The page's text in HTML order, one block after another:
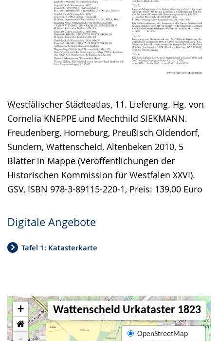
Westfälischer Städteatlas, 11. Lieferung. Hg. von
Cornelia KNEPPE und Mechthild SIEKMANN.
Freudenberg, Horneburg, Preußisch Oldendorf,
Sundern, Wattenscheid, Altenbeken 2010, 5
Blätter in Mappe (Veröffentlichungen der
Historischen Kommission für Westfalen XXVI).
GSV, ISBN 978-3-89115-220-1, Preis: 139,00 Euro
Digitale Angebote
Tafel 1: Katasterkarte